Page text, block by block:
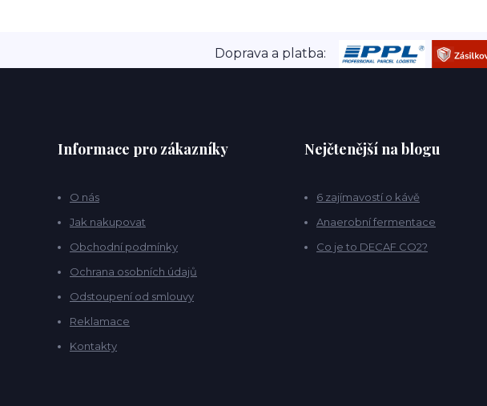
Doprava a platba:
Informace pro zákazníky
O nás
Jak nakupovat
Obchodní podmínky
Ochrana osobních údajů
Odstoupení od smlouvy
Reklamace
Kontakty
Nejčtenější na blogu
6 zajímavostí o kávě
Anaerobní fermentace
Co je to DECAF CO2?